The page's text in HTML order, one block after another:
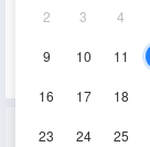
2 3 4
9 10 11
16 17 18
23 24 25